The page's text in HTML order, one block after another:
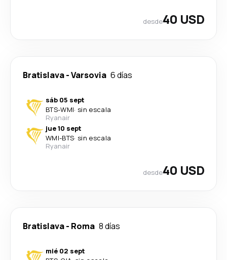
desde40 USD
Bratislava-Varsovia 6 días
sáb 05 sept
BTS-WMI· sin escala
Ryanair
jue 10 sept
WMI-BTS· sin escala
Ryanair
desde40 USD
Bratislava- Roma 8 días
mié 02 sept